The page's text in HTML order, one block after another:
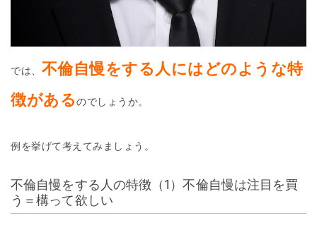
では、 不倫自慢をする人にはどのような特
徴があるのでしょうか。
例を挙げて考えてみましょう。
不倫自慢をする人の特徴（1）不倫自慢は注目を買
う＝構って欲しい